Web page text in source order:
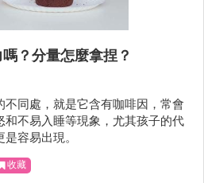
？分量怎麼拿捏？
同處，就是它含有咖啡因，常會
和不易入睡等現象，尤其孩子的代
容易出現。
收藏